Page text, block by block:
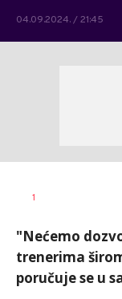
04.09.2024. / 21:45
AUTOR
1
"Nećemo
trenerima
poručuje se u